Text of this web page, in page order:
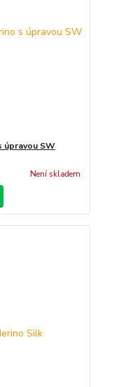
úpravou SW
Není skladem